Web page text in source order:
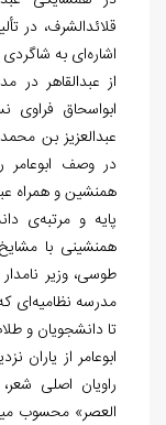
قلائدالشرف، در
اشارهای به شاگردی
از عبدالقاهر در
ابواسحاق فراوی
عبدالعزیز بن
در وصف ابوعامر
همنشین و همراه
پایه و مرتبهی
همنشینی با
طوسی، وزیر
مدرسه نظامیهای
تا دانشجویان و
ابوعامر از
راویان اصلی
العصر» محسوب